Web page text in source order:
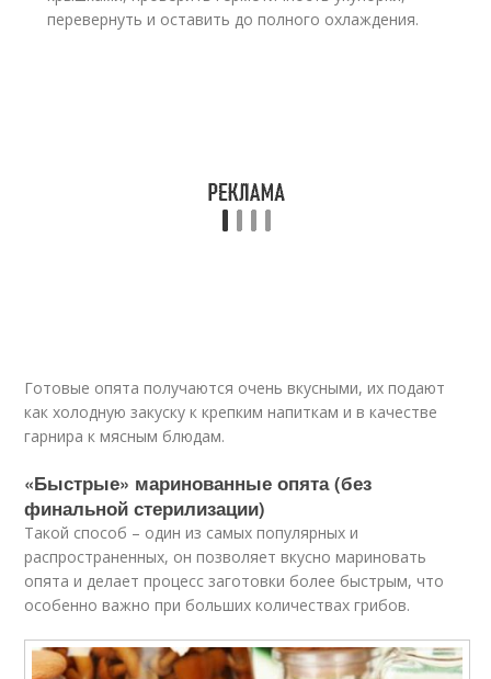
перевернуть и оставить до полного охлаждения.
Готовые опята получаются очень вкусными, их подают
как холодную закуску к крепким напиткам и в качестве
гарнира к мясным блюдам.
«Быстрые» маринованные опята (без
финальной стерилизации)
Такой способ – один из самых популярных и
распространенных, он позволяет вкусно мариновать
опята и делает процесс заготовки более быстрым, что
особенно важно при больших количествах грибов.